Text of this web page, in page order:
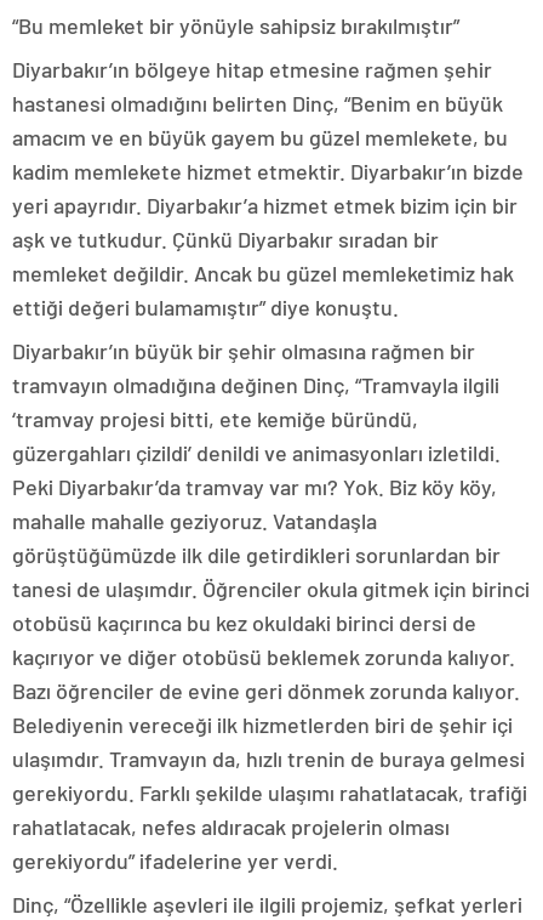
“Bu memleket bir yönüyle sahipsiz bırakılmıştır”
Diyarbakır’ın bölgeye hitap etmesine rağmen şehir
hastanesi olmadığını belirten Dinç, “Benim en büyük
amacım ve en büyük gayem bu güzel memlekete, bu
kadim memlekete hizmet etmektir. Diyarbakır’ın bizde
yeri apayrıdır. Diyarbakır’a hizmet etmek bizim için bir
aşk ve tutkudur. Çünkü Diyarbakır sıradan bir
memleket değildir. Ancak bu güzel memleketimiz hak
ettiği değeri bulamamıştır” diye konuştu.
Diyarbakır’ın büyük bir şehir olmasına rağmen bir
tramvayın olmadığına değinen Dinç, “Tramvayla ilgili
‘tramvay projesi bitti, ete kemiğe büründü,
güzergahları çizildi’ denildi ve animasyonları izletildi.
Peki Diyarbakır’da tramvay var mı? Yok. Biz köy köy,
mahalle mahalle geziyoruz. Vatandaşla
görüştüğümüzde ilk dile getirdikleri sorunlardan bir
tanesi de ulaşımdır. Öğrenciler okula gitmek için birinci
otobüsü kaçırınca bu kez okuldaki birinci dersi de
kaçırıyor ve diğer otobüsü beklemek zorunda kalıyor.
Bazı öğrenciler de evine geri dönmek zorunda kalıyor.
Belediyenin vereceği ilk hizmetlerden biri de şehir içi
ulaşımdır. Tramvayın da, hızlı trenin de buraya gelmesi
gerekiyordu. Farklı şekilde ulaşımı rahatlatacak, trafiği
rahatlatacak, nefes aldıracak projelerin olması
gerekiyordu” ifadelerine yer verdi.
Dinç, “Özellikle aşevleri ile ilgili projemiz, şefkat yerleri